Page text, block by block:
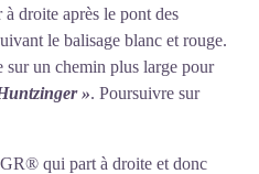
droite après le pont des
le balisage blanc et rouge.
un chemin plus large pour
». Poursuivre sur
qui part à droite et donc